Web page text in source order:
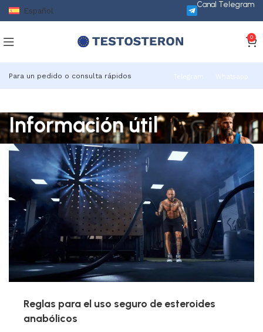
Español
Canal Telegram
0
Para un pedido o consulta rápidos Telegram Whatsapp
Información útil
Reglas para el uso seguro de esteroides
anabólicos